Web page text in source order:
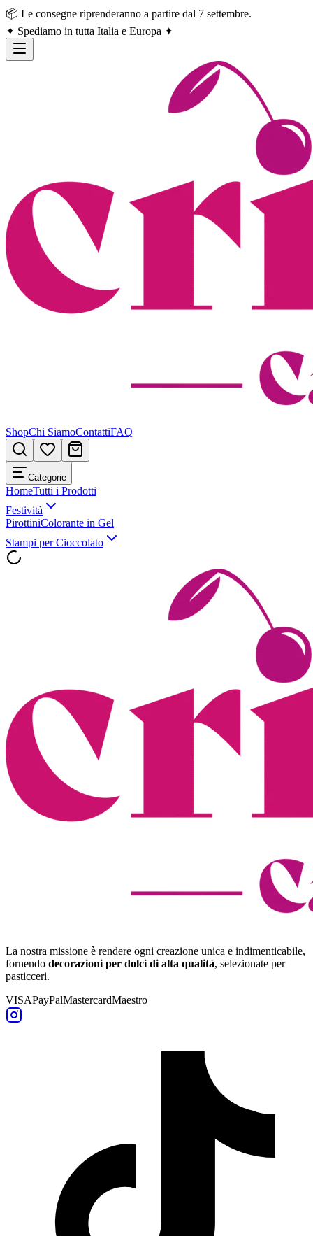
📦 Le consegne riprenderanno a partire dal 7 settembre.
✦ Spediamo in tutta Italia e Europa ✦
ShopChi SiamoContattiFAQ
Categorie
HomeTutti i Prodotti
Festività
PirottiniColorante in Gel
Stampi per Cioccolato
La nostra missione è rendere ogni creazione unica e indimenticabile,
fornendo decorazioni per dolci di alta qualità, selezionate per
pasticceri.
VISAPayPalMastercardMaestro